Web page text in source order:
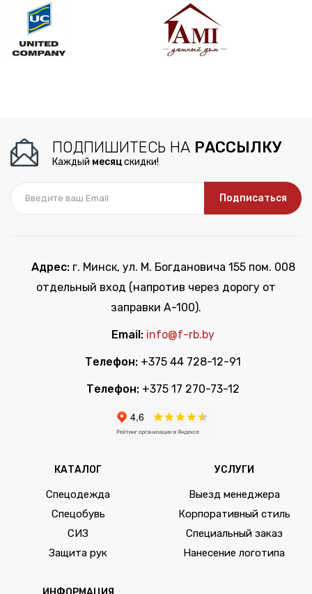
ПОДПИШИТЕСЬ НА РАССЫЛКУ
Каждый месяцскидки!
Подписаться
Адрес:г. Минск, ул. М. Богдановича 155 пом. 008
отдельный вход (напротив через дорогу от
заправки А-100).
Email: info@f-rb.by
Телефон: +375 44 728-12-91
Телефон: +375 17 270-73-12
КАТАЛОГ
Спецодежда
Спецобувь
СИЗ
Защита рук
УСЛУГИ
Выезд менеджера
Корпоративный стиль
Специальный заказ
Нанесение логотипа